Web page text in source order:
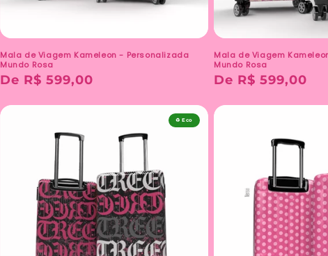
Mala de Viagem Kameleon - Personalizada
Mundo Rosa
Preço
De R$ 599,00
Mala de Viagem
Mundo Rosa
Preço
De R$ 599,00
♻️ Eco